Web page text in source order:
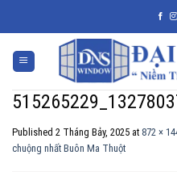
Published 2 Tháng Bảy, 2025 at 872 ×
chuộng nhất Buôn Ma Thuột